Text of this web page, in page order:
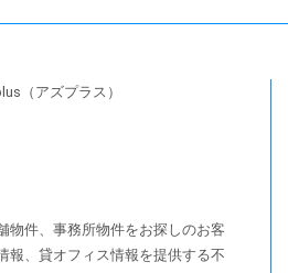
（アズプラス）
物件、事務所物件をお探しのお客
報、貸オフィス情報を提供する不